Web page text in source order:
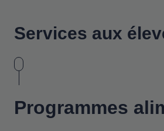
Services aux
Programmes